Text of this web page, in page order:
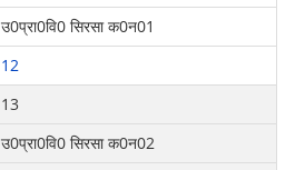
उ0प्रा0वि0 सिरसा क0न01
12
13
उ0प्रा0वि0 सिरसा क0न02